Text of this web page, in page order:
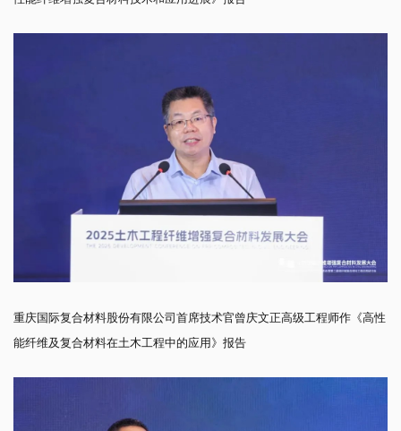
重庆国际复合材料股份有限公司首席技术官曾庆文正高级工程师作《高性
能纤维及复合材料在土木工程中的应用》报告